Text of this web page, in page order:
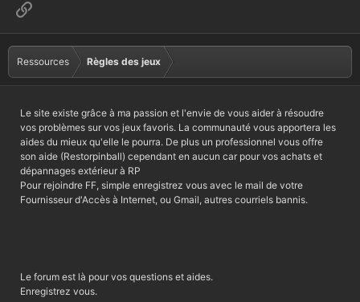
Lien
Ressources Règles des jeux
Le site existe grâce à ma passion et l'envie de vous aider à résoudre
vos problèmes sur vos jeux favoris. La communauté vous apportera les
aides du mieux qu'elle le pourra. De plus un professionnel vous offre
son aide (Restorpinball) cependant en aucun car pour vos achats et
dépannages extérieur à RP
Pour rejoindre FF, simple enregistrez vous avec le mail de votre
Fournisseur d'Accès à Internet, ou Gmail, autres courriels bannis.
Le forum est là pour vos questions et aides.
Enregistrez vous.